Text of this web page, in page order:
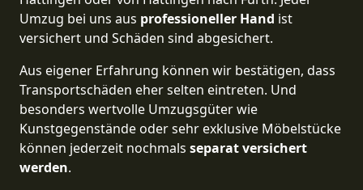
Umzug bei uns aus professioneller Hand ist
versichert und Schäden sind abgesichert.
Aus eigener Erfahrung können wir bestätigen, dass
Transportschäden eher selten eintreten. Und
besonders wertvolle Umzugsgüter wie
Kunstgegenstände oder sehr exklusive Möbelstücke
können jederzeit nochmals separat versichert
werden.